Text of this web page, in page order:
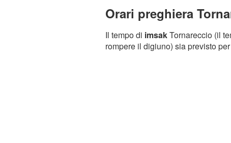
Orari preghiera
Il tempo di imsakTornareccio (il
rompere il digiuno) sia previsto